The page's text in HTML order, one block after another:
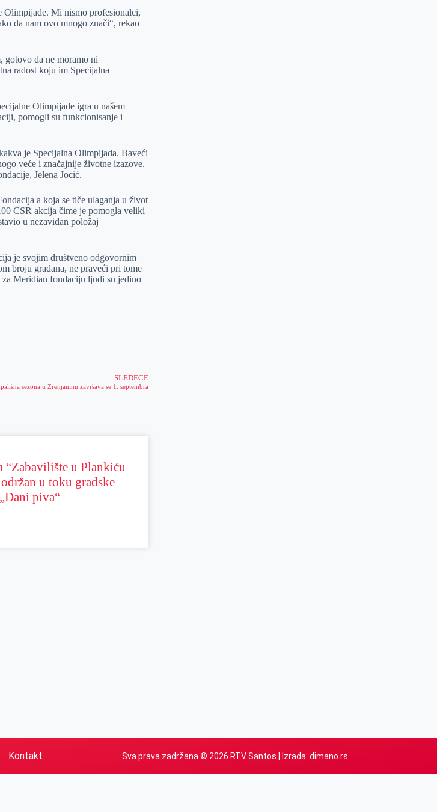
Olimpijade. Mi nismo profesionalci,
da nam ovo mnogo znači“, rekao
gotovo da ne moramo ni
radost koju im Specijalna
Olimpijade igra u našem
pomogli su funkcionisanje i
je Specijalna Olimpijada. Baveći
veće i značajnije životne izazove.
Jelena Jocić.
a koja se tiče ulaganja u život
CSR akcija čime je pomogla veliki
u nezavidan položaj
je svojim društveno odgovornim
broju građana, ne praveći pri tome
za Meridian fondaciju ljudi su jedino
SLEDEĆE
sezona u Zrenjaninu završava se 1. septembra
“Zabavilište u Plankiću
u toku gradske
piva“
Kontakt Sva prava zadržana © 2026 RTV Santos | Izrada: dimano.rs